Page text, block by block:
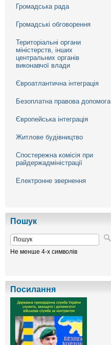
Громадська рада
Громадські обговорення
Територіальні органи
міністерств, інших
центральних органів
виконавчої влади
Євроатлантична інтеграція
Безоплатна правова допомога
Європейська інтеграція
Житлове будівництво
Спостережна комісія при
райдержадміністрації
Електронне звернення
Пошук
Не менше 4-х символів
Посилання